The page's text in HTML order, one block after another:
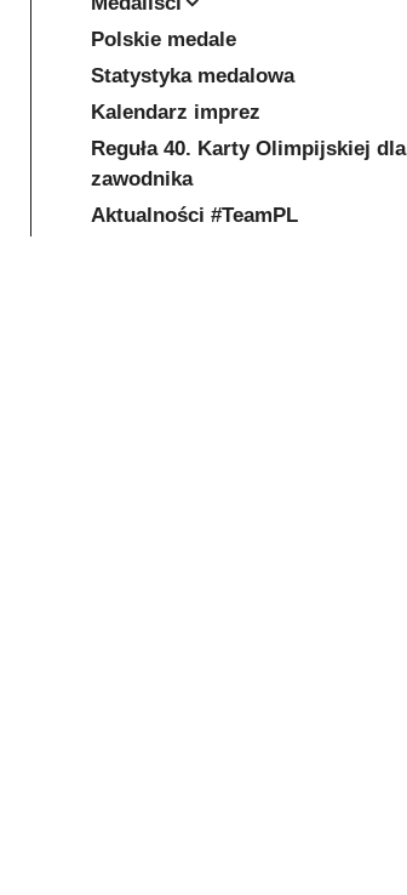
Polskie medale
Statystyka medalowa
Kalendarz imprez
Reguła 40. Karty Olimpijskiej dla
zawodnika
Aktualności #TeamPL